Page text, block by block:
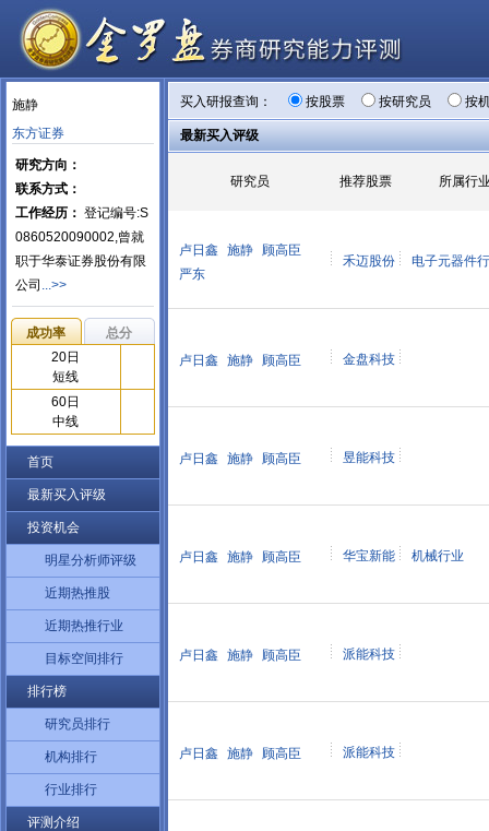
施静
东方证券
研究方向：
联系方式：
工作经历： 登记编号:S
0860520090002,曾就
职于华泰证券股份有限
公司 ...>>
成功率
总分
20日
短线
60日
中线
首页
最新买入评级
投资机会
明星分析师评级
近期热推股
近期热推行业
目标空间排行
排行榜
研究员排行
机构排行
行业排行
评测介绍
买入研报查询： 按股票 按研究员 按
最新买入评级
研究员 推荐股票 所属行
卢日鑫 施静 顾高臣
严东
禾迈股份 电子元器件
卢日鑫 施静 顾高臣 金盘科技
卢日鑫 施静 顾高臣 昱能科技
卢日鑫 施静 顾高臣 华宝新能 机械行业
卢日鑫 施静 顾高臣 派能科技
卢日鑫 施静 顾高臣 派能科技